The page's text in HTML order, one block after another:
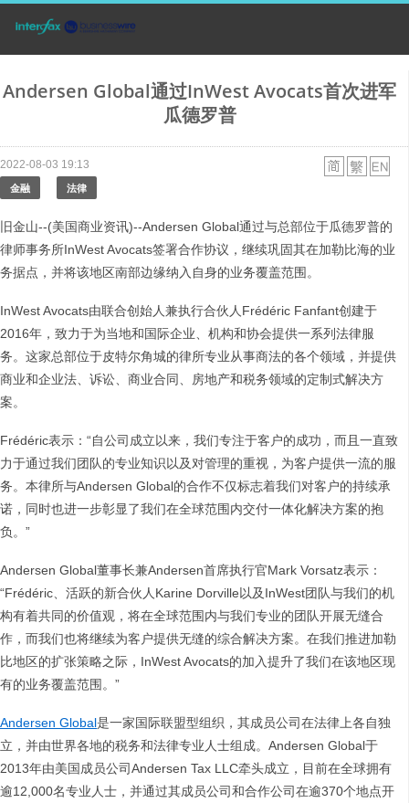
Andersen Global通过InWest Avocats首次进军
瓜德罗普
2022-08-03 19:13
金融 法律
旧金山--(美国商业资讯)--Andersen Global通过与总部位于瓜德罗普的
律师事务所InWest Avocats签署合作协议，继续巩固其在加勒比海的业
务据点，并将该地区南部边缘纳入自身的业务覆盖范围。
InWest Avocats由联合创始人兼执行合伙人Frédéric Fanfant创建于
2016年，致力于为当地和国际企业、机构和协会提供一系列法律服
务。这家总部位于皮特尔角城的律所专业从事商法的各个领域，并提供
商业和企业法、诉讼、商业合同、房地产和税务领域的定制式解决方
案。
Frédéric表示：“自公司成立以来，我们专注于客户的成功，而且一直致
力于通过我们团队的专业知识以及对管理的重视，为客户提供一流的服
务。本律所与Andersen Global的合作不仅标志着我们对客户的持续承
诺，同时也进一步彰显了我们在全球范围内交付一体化解决方案的抱
负。”
Andersen Global董事长兼Andersen首席执行官Mark Vorsatz表示：
“Frédéric、活跃的新合伙人Karine Dorville以及InWest团队与我们的机
构有着共同的价值观，将在全球范围内与我们专业的团队开展无缝合
作，而我们也将继续为客户提供无缝的综合解决方案。在我们推进加勒
比地区的扩张策略之际，InWest Avocats的加入提升了我们在该地区现
有的业务覆盖范围。”
Andersen Global是一家国际联盟型组织，其成员公司在法律上各自独
立，并由世界各地的税务和法律专业人士组成。Andersen Global于
2013年由美国成员公司Andersen Tax LLC牵头成立，目前在全球拥有
逾12,000名专业人士，并通过其成员公司和合作公司在逾370个地点开